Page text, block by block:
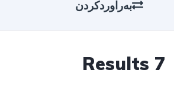
بەراوردکردن
7 Results